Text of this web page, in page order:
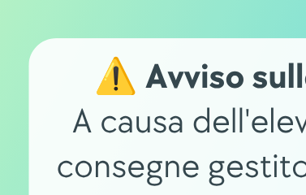
BATTERIE EBIKE
BOSCH BATTERIA AL TELAIO
PERFORMANCE NERO
ANTRACITE (BBS265)